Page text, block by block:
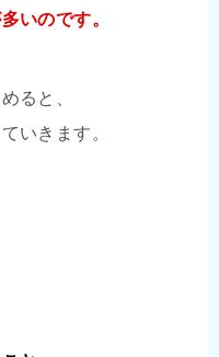
いのです。
ると、
いきます。